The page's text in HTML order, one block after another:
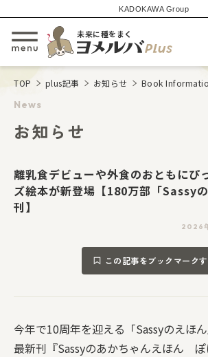
KADOKAWA Group
メニューを開閉する
未来に種をまく
TOP plus記事 お知らせ Book
News
お知らせ
離乳食デビューや外食のおともにぴ
ズ絵本が新登場【180万部「Sassy
刊】
2026
この記事をブックマーク
今年で10周年を迎える「Sassyのえほん
最新刊『Sassyのあかちゃんえほん